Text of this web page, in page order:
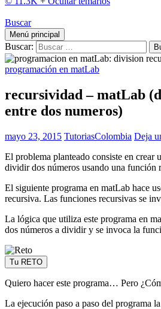
Buscar
Menú principal
Buscar:
programación en matLab
recursividad – matLab
entre dos numeros)
mayo 23, 2015 TutoriasColombia Deja
El problema planteado consiste en crear
dividir dos números usando una función
El siguiente programa en matLab hace
recursiva. Las funciones recursivas se
La lógica que utiliza este programa en
dos números a dividir y se invoca la
Tu RETO
Quiero hacer este programa… Pero
La ejecución paso a paso del programa